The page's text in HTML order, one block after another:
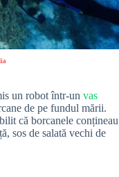
un robot într-un vas
de pe fundul mării.
că borcanele conțineau
sos de salată vechi de